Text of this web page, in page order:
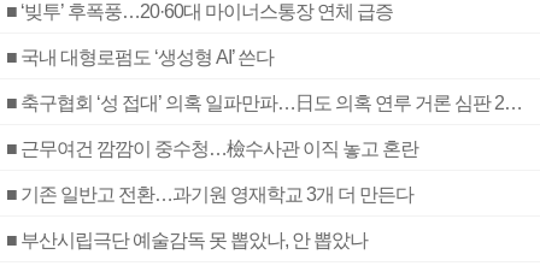
■ ‘빚투’ 후폭풍…20·60대 마이너스통장 연체 급증
■ 국내 대형로펌도 ‘생성형 AI’ 쓴다
■ 축구협회 ‘성 접대’ 의혹 일파만파…日도 의혹 연루 거론 심판 2명 조사
■ 근무여건 깜깜이 중수청…檢수사관 이직 놓고 혼란
■ 기존 일반고 전환…과기원 영재학교 3개 더 만든다
■ 부산시립극단 예술감독 못 뽑았나, 안 뽑았나